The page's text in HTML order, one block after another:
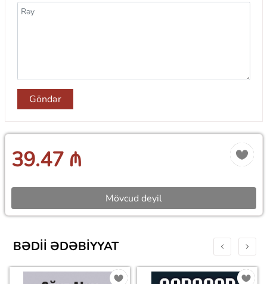
Göndər
39.47 ₼
Mövcud deyil
BƏDII ƏDƏBIYYAT